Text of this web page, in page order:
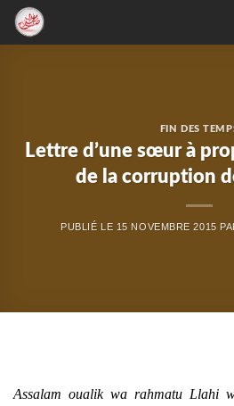
Passer
FIN DES
Lettre d’une sœur à
de la corruption
PUBLIÉ LE 15 NOVEMBRE 2015
Assalam oualik wa rahmatu Llahi